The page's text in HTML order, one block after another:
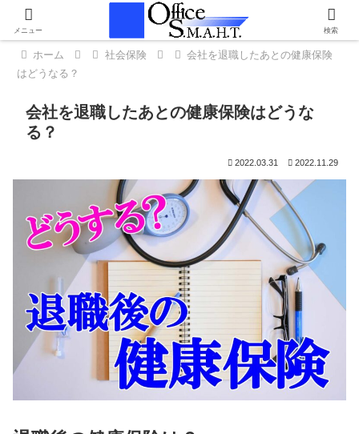
ホーム 社会保険
会社を退職したあとの健康保険
はどうなる？
会社を退職したあとの健康保険はどうな
る？
2022.03.31 2022.11.29
メニュー 検索